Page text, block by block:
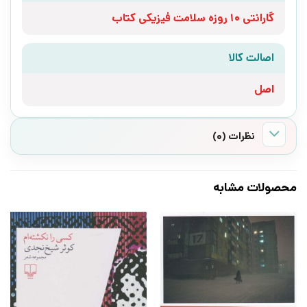
گارانتی 10 روزه سلامت فیزیکی کتاب
اصالت کالا
اصل
نظرات (0)
محصولات مشابه